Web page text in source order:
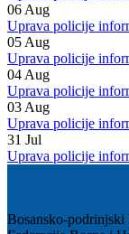
Dnevni izvještaj
07Aug
Uprava policije
06Aug
Uprava policije
05Aug
Uprava policije
04Aug
Uprava policije
03Aug